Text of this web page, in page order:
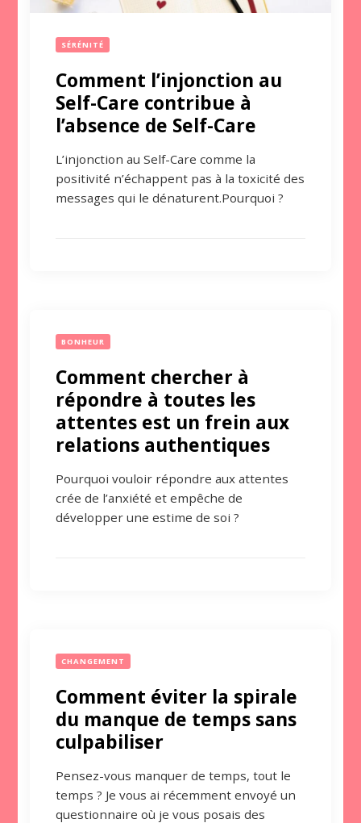
SÉRÉNITÉ
Comment l’injonction au
Self-Care contribue à
l’absence de Self-Care
L’injonction au Self-Care comme la
positivité n’échappent pas à la toxicité des
messages qui le dénaturent.Pourquoi ?
BONHEUR
Comment chercher à
répondre à toutes les
attentes est un frein aux
relations authentiques
Pourquoi vouloir répondre aux attentes
crée de l’anxiété et empêche de
développer une estime de soi ?
CHANGEMENT
Comment éviter la spirale
du manque de temps sans
culpabiliser
Pensez-vous manquer de temps, tout le
temps ? Je vous ai récemment envoyé un
questionnaire où je vous posais des